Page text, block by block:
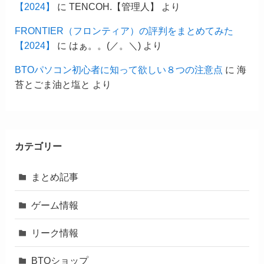
【2024】
に TENCOH.【管理人】 より
FRONTIER（フロンティア）の評判をまとめてみた
【2024】
に はぁ。。(／。＼)より
BTOパソコン初心者に知って欲しい８つの注意点 に 海
苔とごま油と塩と より
カテゴリー
まとめ記事
ゲーム情報
リーク情報
BTOショップ